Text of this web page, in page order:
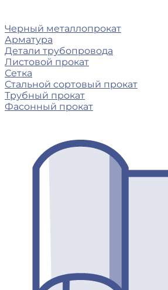
Черный металлопрокат
Арматура
Детали трубопровода
Листовой прокат
Сетка
Стальной сортовый прокат
Трубный прокат
Фасонный прокат